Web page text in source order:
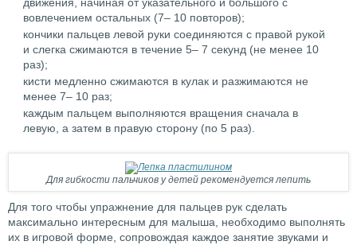
движения, начиная от указательного и большого с
вовлечением остальных (7– 10 повторов);
кончики пальцев левой руки соединяются с правой рукой
и слегка сжимаются в течение 5– 7 секунд (не менее 10
раз);
кисти медленно сжимаются в кулак и разжимаются не
менее 7– 10 раз;
каждым пальцем выполняются вращения сначала в
левую, а затем в правую сторону (по 5 раз).
Для гибкости пальчиков у детей рекомендуется лепить
Для того чтобы упражнение для пальцев рук сделать
максимально интересным для малыша, необходимо выполнять
их в игровой форме, сопровождая каждое занятие звуками и